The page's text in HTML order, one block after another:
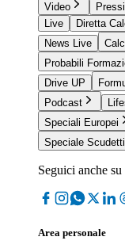
Video
Live
Diretta
News Live
Probabili
Drive UP
Podcast
Speciali Europei
Speciale Scudetti
Seguici anche su
Area personale